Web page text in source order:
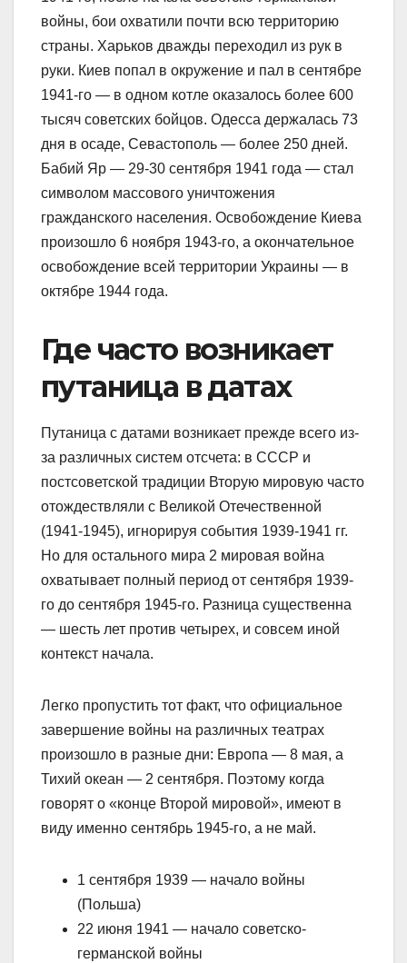
войны, бои охватили почти всю территорию
страны. Харьков дважды переходил из рук в
руки. Киев попал в окружение и пал в сентябре
1941-го — в одном котле оказалось более 600
тысяч советских бойцов. Одесса держалась 73
дня в осаде, Севастополь — более 250 дней.
Бабий Яр — 29-30 сентября 1941 года — стал
символом массового уничтожения
гражданского населения. Освобождение Киева
произошло 6 ноября 1943-го, а окончательное
освобождение всей территории Украины — в
октябре 1944 года.
Где часто возникает
путаница в датах
Путаница с датами возникает прежде всего из-
за различных систем отсчета: в СССР и
постсоветской традиции Вторую мировую часто
отождествляли с Великой Отечественной
(1941-1945), игнорируя события 1939-1941 гг.
Но для остального мира 2 мировая война
охватывает полный период от сентября 1939-
го до сентября 1945-го. Разница существенна
— шесть лет против четырех, и совсем иной
контекст начала.
Легко пропустить тот факт, что официальное
завершение войны на различных театрах
произошло в разные дни: Европа — 8 мая, а
Тихий океан — 2 сентября. Поэтому когда
говорят о «конце Второй мировой», имеют в
виду именно сентябрь 1945-го, а не май.
1 сентября 1939 — начало войны
(Польша)
22 июня 1941 — начало советско-
германской войны